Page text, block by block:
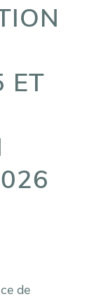
ET
de